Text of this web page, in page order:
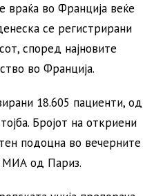
враќа во Франција веќе
се регистрирани
според најновите
во Франција.
18.605 пациенти, од
Бројот на откриени
подоцна во вечерните
МИА од Париз.